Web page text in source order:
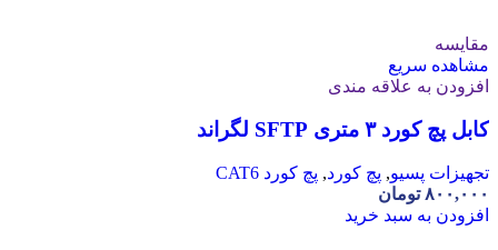
مقایسه
مشاهده سریع
افزودن به علاقه مندی
کابل پچ کورد ۳ متری SFTP لگراند
تجهیزات پسیو, پچ کورد, پچ کورد CAT6
۸۰۰,۰۰۰ تومان
افزودن به سبد خرید